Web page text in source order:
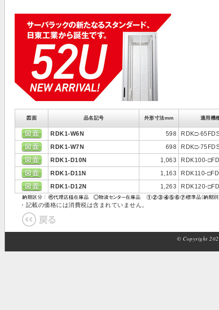
図面 品名記号 外形寸法mm 適用機
RDK1-W6N 598
RDK□-
RDK1-W7N
698
RDK□-
RDK1-D10N
1,063
RDK100-
RDK1-D11N
1,163
RDK110-
RDK1-D12N
1,263 RDK120-
・記載の価格には消費税は含まれていません。
© Copyright